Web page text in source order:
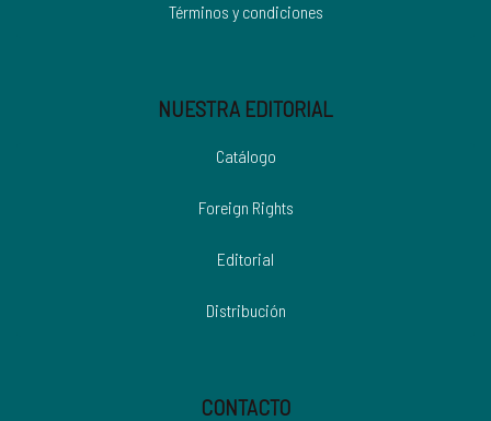
Términos y condiciones
NUESTRA EDITORIAL
Catálogo
Foreign Rights
Editorial
Distribución
CONTACTO